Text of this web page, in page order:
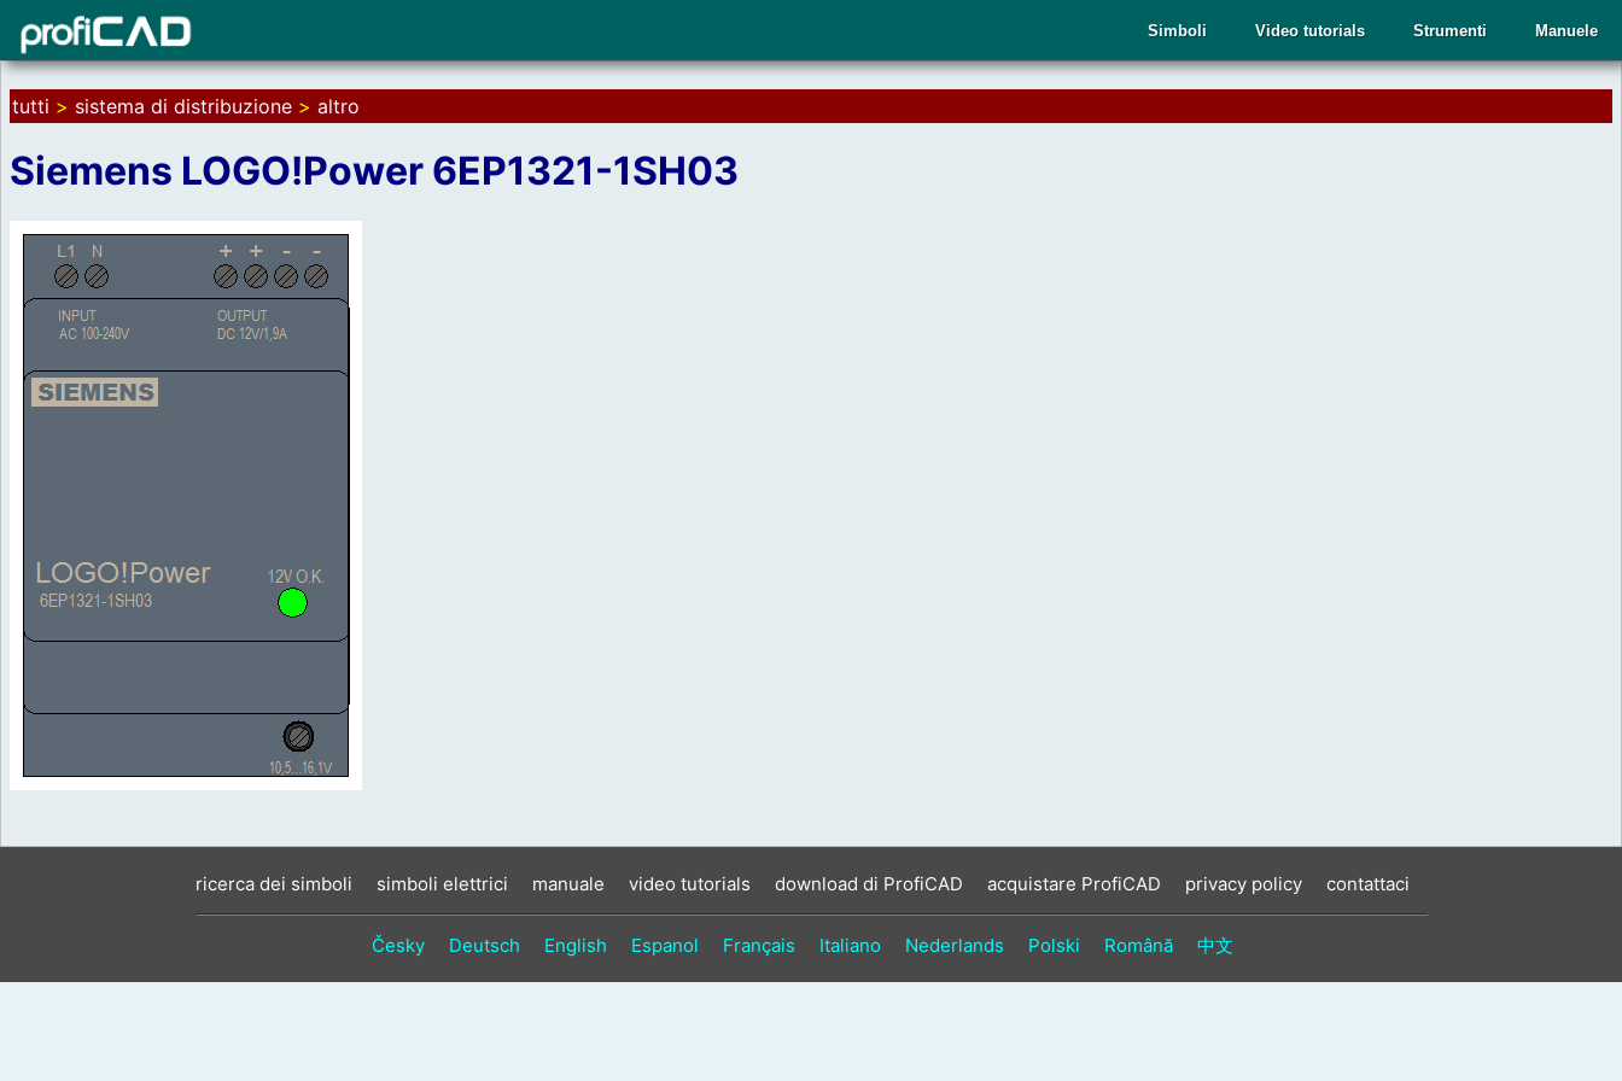
Manuele
Strumenti
Video tutorials
Simboli
tutti > sistema di distribuzione > altro
Siemens LOGO!Power 6EP1321-1SH03
ricerca dei simboli simboli elettrici manuale video tutorials download di ProfiCAD acquistare ProfiCAD privacy policy contattaci
Česky Deutsch English Espanol Français Italiano Nederlands Polski Română 中文